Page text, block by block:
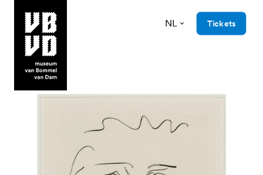
museum van Bommel van Dam
NL Tickets